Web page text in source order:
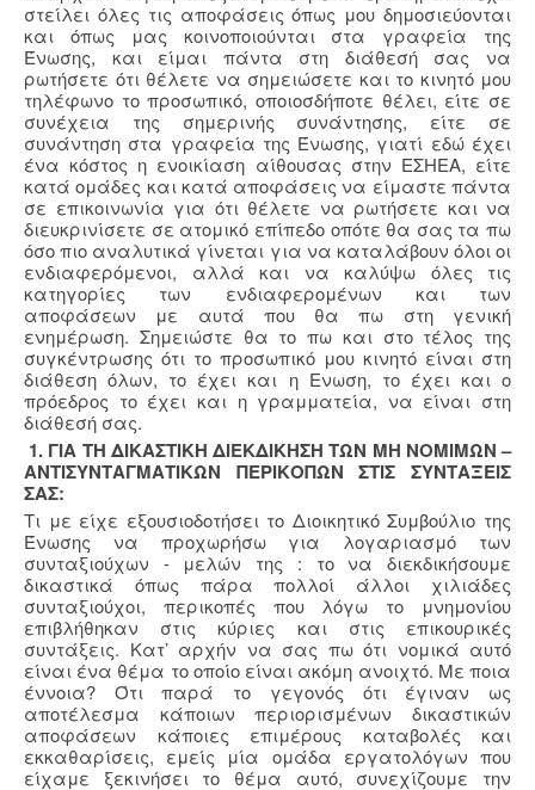
στείλει όλες τις αποφάσεις όπως μου δημοσιεύονται
και όπως μας κοινοποιούνται στα γραφεία της
Ένωσης, και είμαι πάντα στη διάθεσή σας να
ρωτήσετε ότι θέλετε να σημειώσετε και το κινητό μου
τηλέφωνο το προσωπικό, οποιοσδήποτε θέλει, είτε σε
συνέχεια της σημερινής συνάντησης, είτε σε
συνάντηση στα γραφεία της Ένωσης, γιατί εδώ έχει
ένα κόστος η ενοικίαση αίθουσας στην ΕΣΗΕΑ, είτε
κατά ομάδες και κατά αποφάσεις να είμαστε πάντα
σε επικοινωνία για ότι θέλετε να ρωτήσετε και να
διευκρινίσετε σε ατομικό επίπεδο οπότε θα σας τα πω
όσο πιο αναλυτικά γίνεται για να καταλάβουν όλοι οι
ενδιαφερόμενοι, αλλά και να καλύψω όλες τις
κατηγορίες των ενδιαφερομένων και των
αποφάσεων με αυτά που θα πω στη γενική
ενημέρωση. Σημειώστε θα το πω και στο τέλος της
συγκέντρωσης ότι το προσωπικό μου κινητό είναι στη
διάθεση όλων, το έχει και η Ενωση, το έχει και ο
πρόεδρος το έχει και η γραμματεία, να είναι στη
διάθεσή σας.
1. ΓΙΑ ΤΗ ΔΙΚΑΣΤΙΚΗ ΔΙΕΚΔΙΚΗΣΗ ΤΩΝ ΜΗ ΝΟΜΙΜΩΝ –
ΑΝΤΙΣΥΝΤΑΓΜΑΤΙΚΩΝ ΠΕΡΙΚΟΠΩΝ ΣΤΙΣ ΣΥΝΤΑΞΕΙΣ
ΣΑΣ:
Τι με είχε εξουσιοδοτήσει το Διοικητικό Συμβούλιο της
Ένωσης να προχωρήσω για λογαριασμό των
συνταξιούχων - μελών της : το να διεκδικήσουμε
δικαστικά όπως πάρα πολλοί άλλοι χιλιάδες
συνταξιούχοι, περικοπές που λόγω το μνημονίου
επιβλήθηκαν στις κύριες και στις επικουρικές
συντάξεις. Κατ’ αρχήν να σας πω ότι νομικά αυτό
είναι ένα θέμα το οποίο είναι ακόμη ανοιχτό. Με ποια
έννοια? Ότι παρά το γεγονός ότι έγιναν ως
αποτέλεσμα κάποιων περιορισμένων δικαστικών
αποφάσεων κάποιες επιμέρους καταβολές και
εκκαθαρίσεις, εμείς μία ομάδα εργατολόγων που
είχαμε ξεκινήσει το θέμα αυτό, συνεχίζουμε την